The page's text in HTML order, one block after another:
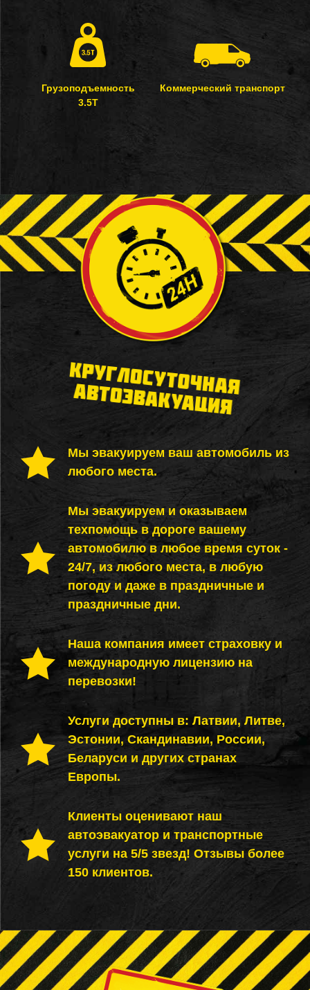
Грузоподъемность
3.5T
Коммерческий транспорт
КРУГЛОСУТОЧНАЯ
АВТОЭВАКУАЦИЯ
Мы эвакуируем ваш автомобиль из
любого места.
Мы эвакуируем и оказываем
техпомощь в дороге вашему
автомобилю в любое время суток -
24/7, из любого места, в любую
погоду и даже в праздничные и
праздничные дни.
Наша компания имеет страховку и
международную лицензию на
перевозки!
Услуги доступны в: Латвии, Литве,
Эстонии, Скандинавии, России,
Беларуси и других странах
Европы.
Клиенты оценивают наш
автоэвакуатор и транспортные
услуги на 5/5 звезд! Отзывы более
150 клиентов.